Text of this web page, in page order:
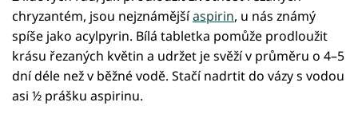
chryzantém, jsou nejznámějšíaspirin, u nás známý
spíše jako acylpyrin. Bílá tabletka pomůže prodloužit
krásu řezaných květin a udržet je svěží v průměru o 4–5
dní déle než v běžné vodě. Stačí nadrtit do vázy s vodou
asi ½ prášku aspirinu.